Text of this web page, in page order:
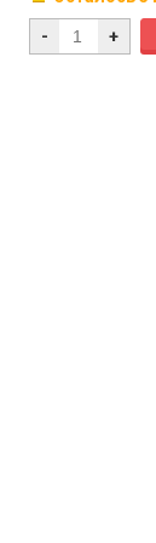
- +